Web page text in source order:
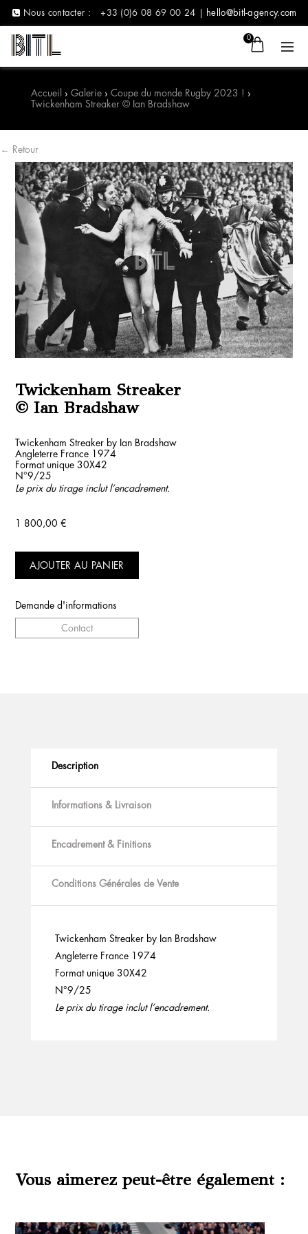
Nous contacter : +33 (0)6 08 69 00 24 | hello@bitl-agency.com
0
Accueil › Galerie› Coupe du monde Rugby 2023 ! ›
Twickenham Streaker © Ian Bradshaw
← Retour
Twickenham Streaker
© Ian Bradshaw
Twickenham Streaker by Ian Bradshaw
Angleterre France 1974
Format unique 30X42
N°9/25
Le prix du tirage inclut l’encadrement.
1 800,00€
AJOUTER AU PANIER
Demande d'informations
Contact
Description
Informations & Livraison
Encadrement & Finitions
Conditions Générales de Vente
Twickenham Streaker by Ian Bradshaw
Angleterre France 1974
Format unique 30X42
N°9/25
Le prix du tirage inclut l’encadrement.
Vous aimerez peut-être également :
Produits similaires